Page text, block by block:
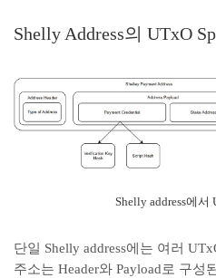
Shelly Address의 UTxO
Shelly address에서
단일 Shelly address에는 여러
주소는 Header와 Payload로 구성